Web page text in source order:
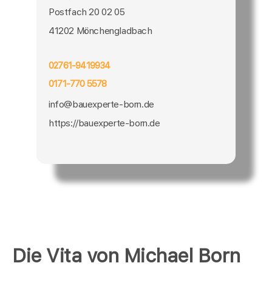
Die Vita von Michael Born
Postfach 20 02 05
41202 Mönchengladbach
02761-9419934
0171-770 5578
info@bauexperte-born.de
https://bauexperte-born.de